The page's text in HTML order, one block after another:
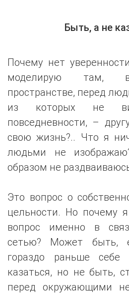
Быть, а не
Почему нет
моделирую там, в
пространстве, перед
из которых не
повседневности, –
свою жизнь?.. Что я
людьми не
образом не
Это вопрос о
цельности. Но почему
вопрос именно в
сетью? Может быть,
гораздо раньше себе
казаться, но не быть,
перед окружающими